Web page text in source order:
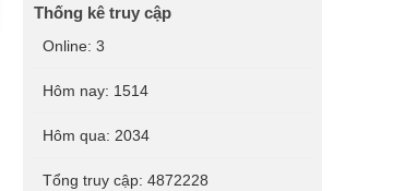
Thống kê truy cập
Online:3
Hôm nay: 1514
Hôm qua: 2034
Tổng truy cập:4872228